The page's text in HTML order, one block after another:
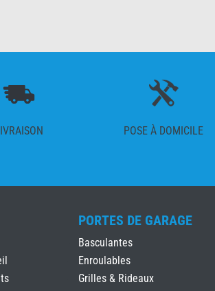
POSE À DOMICILE
PORTES DE GARAGE
Basculantes
Enroulables
Grilles & Rideaux